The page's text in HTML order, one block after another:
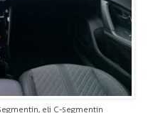
eli C-segmentin